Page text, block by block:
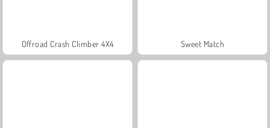
Offroad Crash Climber 4X4 Sweet Match